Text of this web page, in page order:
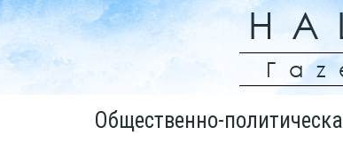
Общественно-